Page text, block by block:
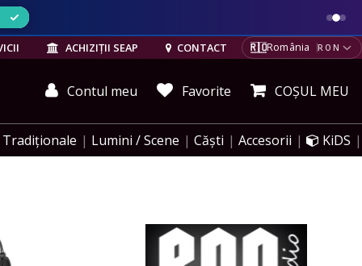
ACHIZIȚII SEAP CONTACT 🇷🇴România RON
Contul meu Favorite COȘUL MEU
Tradiționale Lumini / Scene Căști Accesorii KiDS